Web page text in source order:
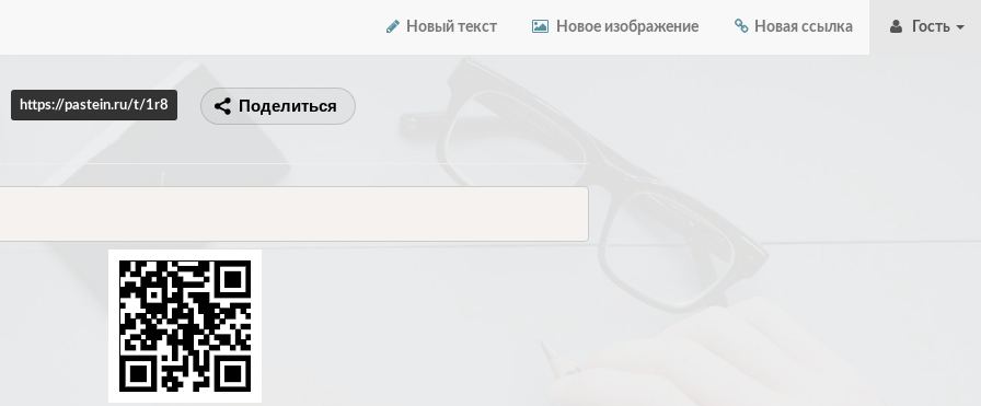
Новый текст Новое изображение Новая ссылка Гость
https://pastein.ru/t/1r8 Поделиться